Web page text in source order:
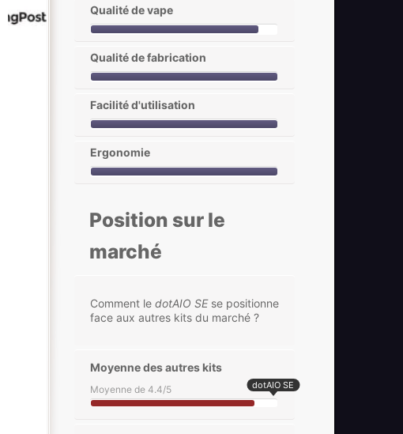
Qualité de vape
Qualité de fabrication
Facilité d'utilisation
Ergonomie
Position sur le
marché
Comment ledotAIO SEse positionne
face aux autres kits du marché ?
Moyenne des autres kits
Moyenne de 4.4/5 dotAIO SE